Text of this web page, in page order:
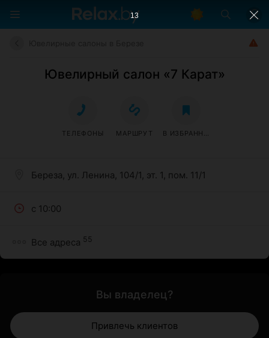
Ювелирный салон «7 Карат»
Береза, ул. Ленина, 104/1, эт. 1, пом. 11/1
с 10:00
Все адреса 55
ТЕЛЕФОНЫ МАРШРУТ В ИЗБРАННОЕ
Вы владелец?
Привлечь клиентов
12